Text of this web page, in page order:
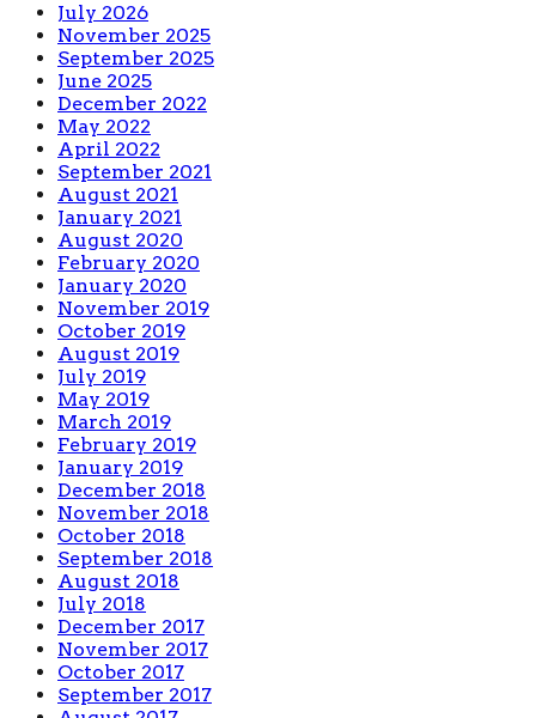
July 2026
November 2025
September 2025
June 2025
December 2022
May 2022
April 2022
September 2021
August 2021
January 2021
August 2020
February 2020
January 2020
November 2019
October 2019
August 2019
July 2019
May 2019
March 2019
February 2019
January 2019
December 2018
November 2018
October 2018
September 2018
August 2018
July 2018
December 2017
November 2017
October 2017
September 2017